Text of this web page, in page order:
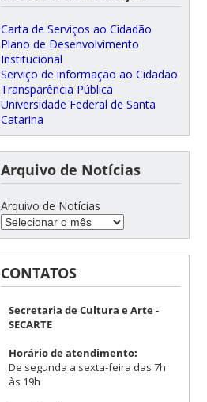
Carta de Serviços ao Cidadão
Plano de Desenvolvimento
Institucional
Serviço de informação ao Cidadão
Transparência Pública
Universidade Federal de Santa
Catarina
Arquivo de Notícias
Arquivo de Notícias
CONTATOS
Secretaria de Cultura e Arte -
SECARTE
Horário de atendimento:
De segunda a sexta-feira das 7h
às 19h